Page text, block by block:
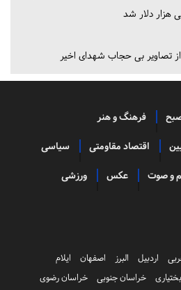
هزار دلار شد
از تصاویر بی حجاب شهدای اخیر
فرهنگ و هنر
اقتصاد مقاومتی سیاسی
و صوت عکس ورزشی
اردبیل البرز اصفهان
ایلام
خراسان جنوبی
خراسان رضوی